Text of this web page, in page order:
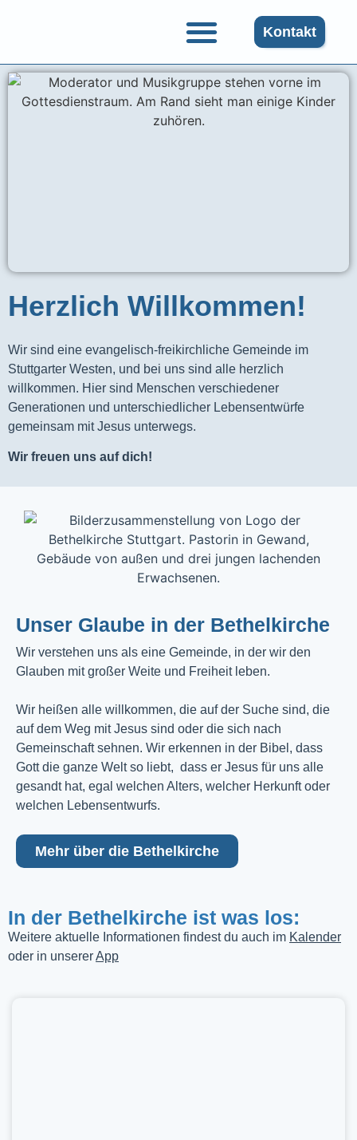
Kontakt
Herzlich Willkommen!
Wir sind eine evangelisch-freikirchliche Gemeinde im
Stuttgarter Westen, und bei uns sind alle herzlich
willkommen. Hier sind Menschen verschiedener
Generationen und unterschiedlicher Lebensentwürfe
gemeinsam mit Jesus unterwegs.
Wir freuen uns auf dich!
Unser Glaube in der Bethelkirche
Wir verstehen uns als eine Gemeinde, in der wir den
Glauben mit großer Weite und Freiheit leben.
Wir heißen alle willkommen, die auf der Suche sind, die
auf dem Weg mit Jesus sind oder die sich nach
Gemeinschaft sehnen. Wir erkennen in der Bibel, dass
Gott die ganze Welt so liebt, dass er Jesus für uns alle
gesandt hat, egal welchen Alters, welcher Herkunft oder
welchen Lebensentwurfs.
Mehr über die Bethelkirche
In der Bethelkirche ist was los:
Weitere aktuelle Informationen findest du auch im Kalender
oder in unsererApp